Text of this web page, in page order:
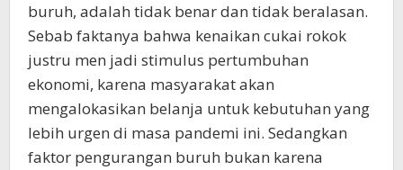
buruh, adalah tidak benar dan tidak beralasan.
Sebab faktanya bahwa kenaikan cukai rokok
justru men jadi stimulus pertumbuhan
ekonomi, karena masyarakat akan
mengalokasikan belanja untuk kebutuhan yang
lebih urgen di masa pandemi ini. Sedangkan
faktor pengurangan buruh bukan karena